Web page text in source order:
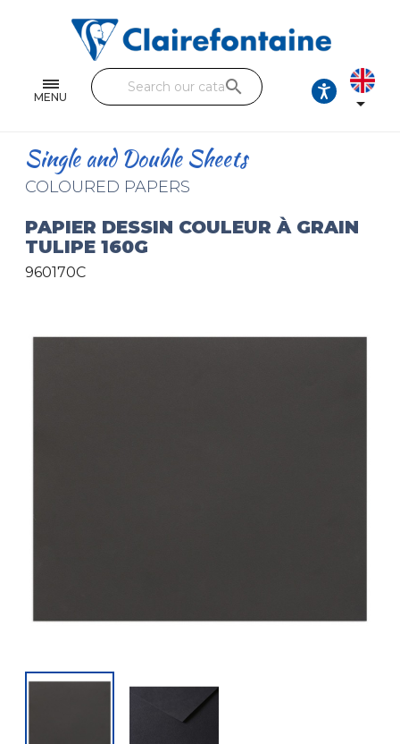
MENU
Single and double sheets
Fine arts
Handicraft
Pencil cases & Leather goods
All the collections
search

Single and Double Sheets
COLOURED PAPERS
PAPIER DESSIN COULEUR À GRAIN
TULIPE 160G
960170C